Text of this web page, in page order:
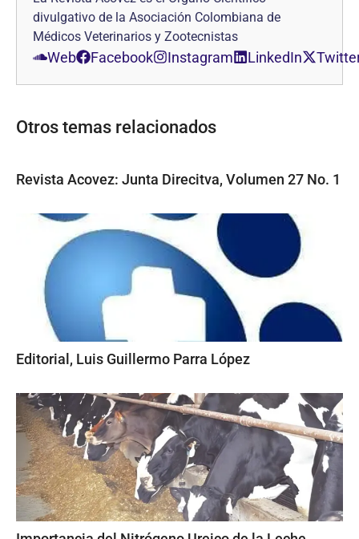
divulgativo de la Asociación Colombiana de
Médicos Veterinarios y Zootecnistas
Web Facebook Instagram LinkedIn
Otros temas relacionados
Revista Acovez: Junta Direcitva, Volumen 27 No. 1
Editorial, Luis Guillermo Parra López